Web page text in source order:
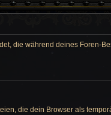
die während deines Foren-
die dein Browser als